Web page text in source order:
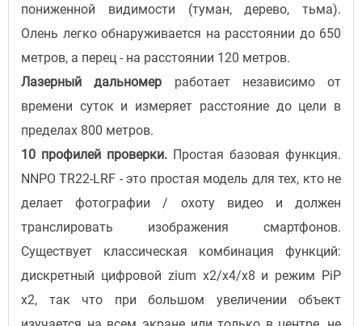
пониженной видимости (туман, дерево, тьма).
Олень легко обнаруживается на расстоянии до 650
метров, а перец - на расстоянии 120 метров.
Лазерный дальномер
работает независимо от
времени суток и измеряет расстояние до цели в
пределах 800 метров.
10 профилей проверки. Простая базовая функция.
NNPO TR22-LRF - это простая модель для тех, кто не
делает фотографии / охоту видео и должен
транслировать изображения смартфонов.
Существует классическая комбинация функций:
дискретный цифровой zium x2/x4/x8 и режим PiP
x2, так что при большом увеличении объект